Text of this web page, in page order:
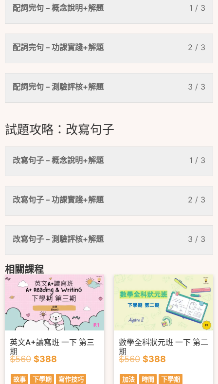
1 / 3
配詞完句 – 概念說明+解題
2 / 3
配詞完句 – 功課實踐+解題
3 / 3
配詞完句 – 測驗評核+解題
試題攻略：改寫句子
1 / 3
改寫句子 – 概念說明+解題
2 / 3
改寫句子 – 功課實踐+解題
3 / 3
改寫句子 – 測驗評核+解題
相關課程
英文A+讀寫班 一下 第三
期
$560 $388
故事 下學期
寫作技巧
數學全科狀元班 一下 第二
期
$560 $388
加法 時間
下學期